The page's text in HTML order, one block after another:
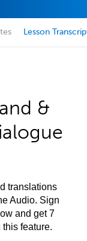
Lesson
&
translations
Audio. Sign
and get 7
feature.